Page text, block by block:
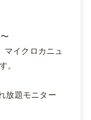
マイクロカニュ
。
放題モニター